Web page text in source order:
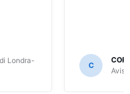
Londra-
C
Avis